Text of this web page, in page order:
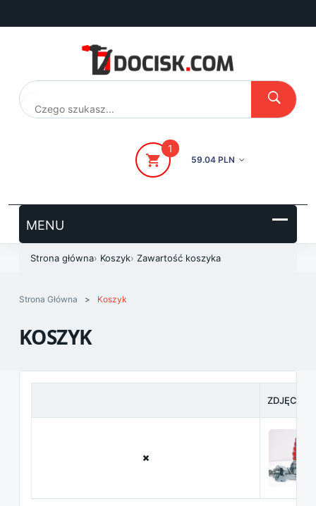
do
1
59.04 PLN
Strona główna› Koszyk› Zawartość koszyka
Strona Główna > Koszyk
KOSZYK
ZDJĘCIE